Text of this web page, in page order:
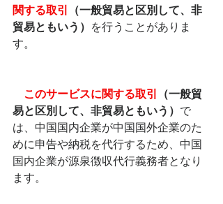
関する取引
（一般貿易と区別して、非
貿易ともいう）
を行うことがありま
す。
このサービスに関する取引
（一般貿
易と区別して、非貿易ともいう） で
は、中国国内企業が中国国外企業のた
めに申告や納税を代行するため、中国
国内企業が源泉徴収代行義務者となり
ます。